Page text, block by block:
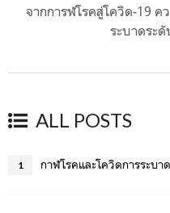
จากการฬโรคสู่โควิด-19 ค
ระบาดระ
ALL POSTS
1